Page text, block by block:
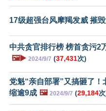
17级超强台风摩羯发威 摧
中共贪官排行榜 榜首贪污2
🖼️▶️ 2024/9/7 (37,431次)
党魁“亲自部署”又搞砸了！
缩逾9成 🖼️ 2024/9/7 (29,184